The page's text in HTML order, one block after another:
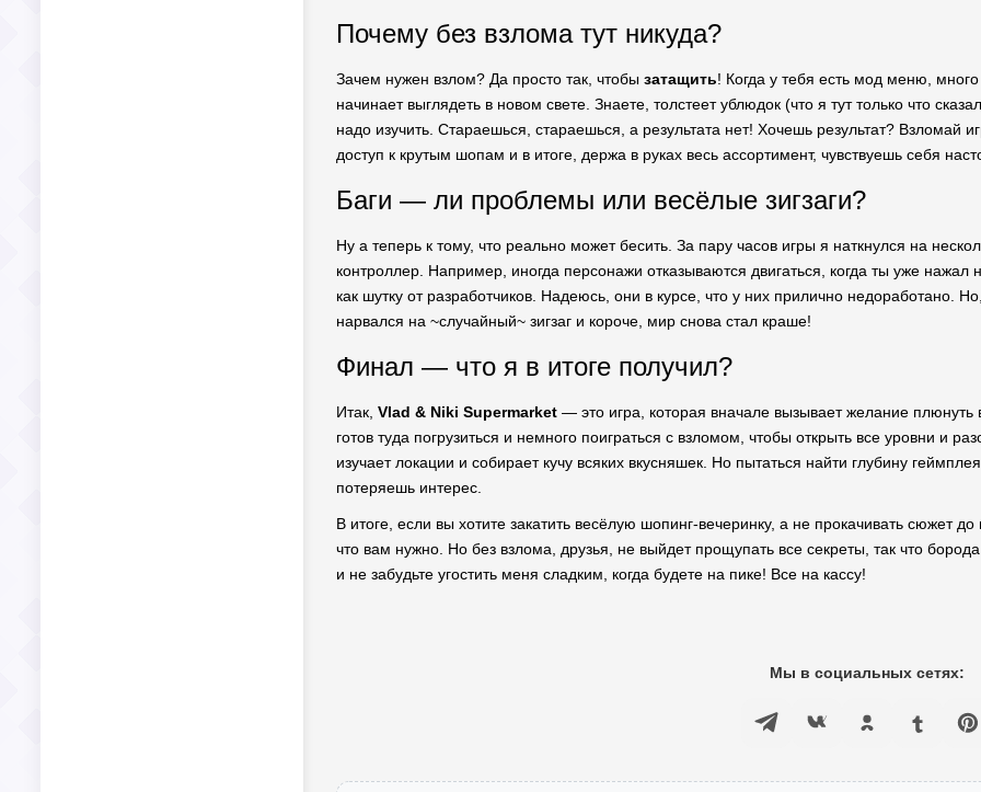
Почему без взлома тут никуда?
Зачем нужен взлом? Да просто так, чтобы затащить! Когда у тебя есть мод меню,
начинает выглядеть в новом свете. Знаете, толстеет ублюдок (что я тут только что
надо изучить. Стараешься, стараешься, а результата нет! Хочешь результат? Взломай
доступ к крутым шопам и в итоге, держа в руках весь ассортимент, чувствуешь себя
Баги — ли проблемы или весёлые зигзаги?
Ну а теперь к тому, что реально может бесить. За пару часов игры я наткнулся на
контроллер. Например, иногда персонажи отказываются двигаться, когда ты уже
как шутку от разработчиков. Надеюсь, они в курсе, что у них прилично недоработано.
нарвался на ~случайный~ зигзаг и короче, мир снова стал краше!
Финал — что я в итоге получил?
Итак, Vlad & Niki Supermarket — это игра, которая вначале вызывает желание
готов туда погрузиться и немного поиграться с взломом, чтобы открыть все уровни и
изучает локации и собирает кучу всяких вкусняшек. Но пытаться найти глубину
потеряешь интерес.
В итоге, если вы хотите закатить весёлую шопинг-вечеринку, а не прокачивать сюжет
что вам нужно. Но без взлома, друзья, не выйдет прощупать все секреты, так что
и не забудьте угостить меня сладким, когда будете на пике! Все на кассу!
Мы в социальных сетях: